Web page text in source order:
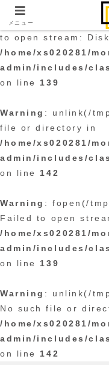
Warning
: fopen(/
to open stream:
/home/xs020281/
admin/includes/
on line 139
Warning : unlink(/
file or directory in
/home/xs020281/
admin/includes/
on line 142
Warning : fopen(/
Failed to open
/home/xs020281/
admin/includes/
on line 139
Warning : unlink(/
No such file or
/home/xs020281/
admin/includes/
on line 142
メニュー